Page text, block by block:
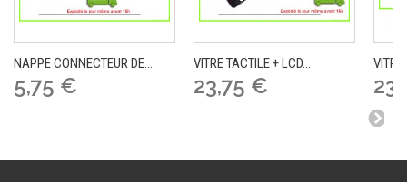
NAPPE CONNECTEUR DE...
5,75 €
VITRE TACTILE + LCD...
23,75 €